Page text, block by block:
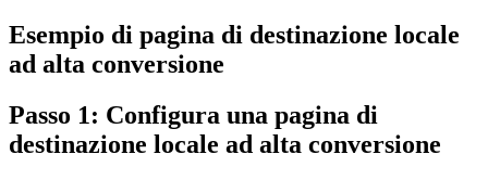
Esempio di pagina di destinazione locale
ad alta conversione
Passo 1: Configura una pagina di
destinazione locale ad alta conversione